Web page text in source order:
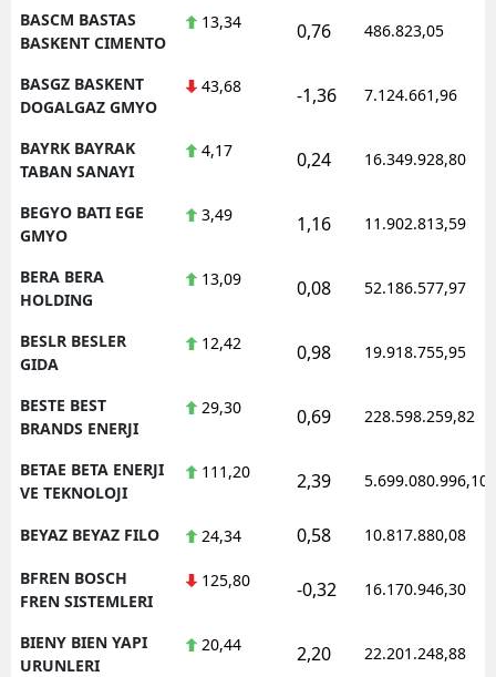
BASCM BASTAS
BASKENT CIMENTO
13,34 0,76 486.823,05
BASGZ BASKENT
DOGALGAZ GMYO
43,68 -1,36 7.124.661,96
BAYRK BAYRAK
TABAN SANAYI
4,17 0,24 16.349.928,80
BEGYO BATI EGE
GMYO
3,49 1,16 11.902.813,59
BERA BERA
HOLDING
13,09 0,08 52.186.577,97
BESLR BESLER
GIDA
12,42 0,98 19.918.755,95
BESTE BEST
BRANDS ENERJI
29,30 0,69 228.598.259,82
BETAE BETA ENERJI
VE TEKNOLOJI
111,20 2,39 5.699.080.996,10
BEYAZ BEYAZ FILO 24,34 0,58 10.817.880,08
BFREN BOSCH
FREN SISTEMLERI
125,80 -0,32 16.170.946,30
BIENY BIEN YAPI
URUNLERI
20,44 2,20 22.201.248,88